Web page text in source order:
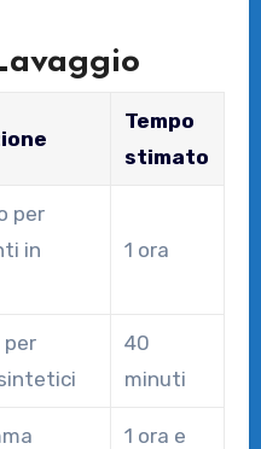
Tempo
stimato
per
in
1 ora
per
40
minuti
1 ora e